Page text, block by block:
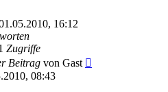
16:12
Zugriffe
Beitrag von Gast
08:43